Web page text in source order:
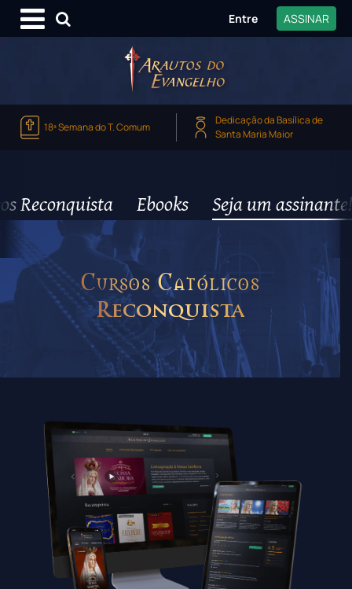
Entre ASSINAR
18ª Semana do T. Comum
Dedicação da Basílica de
Santa Maria Maior
Reconquista Ebooks Seja um assinante!
Cursos Católicos
Reconquista